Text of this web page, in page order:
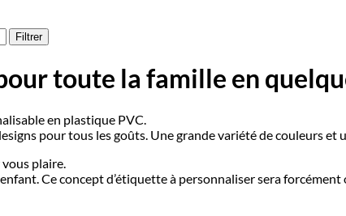
Filtrer
toute la famille en
en plastique PVC.
pour tous les goûts. Une grande variété de couleurs
plaire.
Ce concept d’étiquette à personnaliser sera